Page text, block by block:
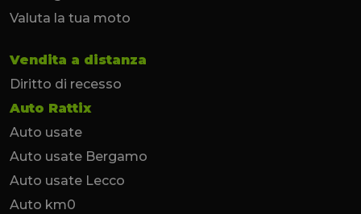
Valuta la tua moto
Vendita a distanza
Diritto di recesso
Auto Rattix
Auto usate
Auto usate Bergamo
Auto usate Lecco
Auto km0